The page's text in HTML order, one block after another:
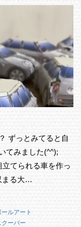
ずっとみてると自
てみました(^^);
てられる車を作っ
まる大…
ルアート
クーパー